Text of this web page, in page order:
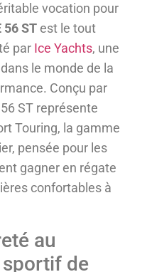
vocation pour
56 ST est le tout
par Ice Yachts, une
le monde de la
Conçu par
56 ST représente
Touring, la gamme
pensée pour les
gagner en régate
confortables à
au
sportif de